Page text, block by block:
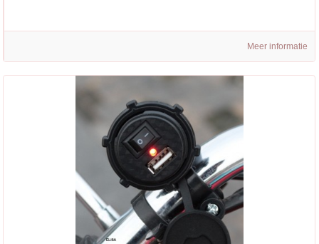
Meer informatie